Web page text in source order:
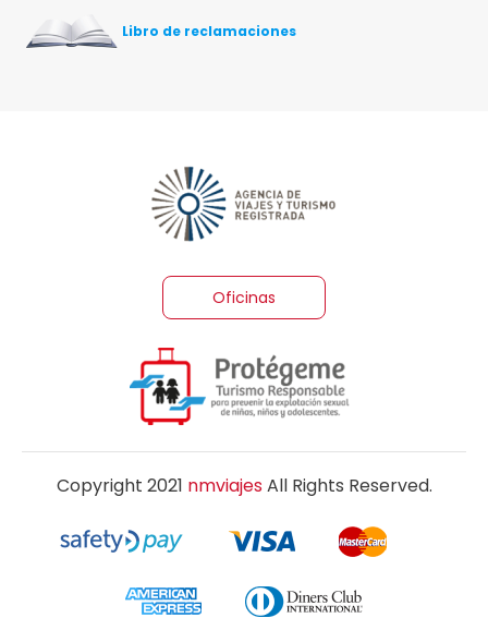
Libro de reclamaciones
Oficinas
Copyright 2021 nmviajesAll Rights Reserved.